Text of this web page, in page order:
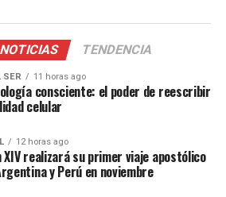
TENDENCIA
SER 11 horas ago
consciente: el poder de reescribir
celular
12 horas ago
XIV realizará su primer viaje apostólico
y Perú en noviembre